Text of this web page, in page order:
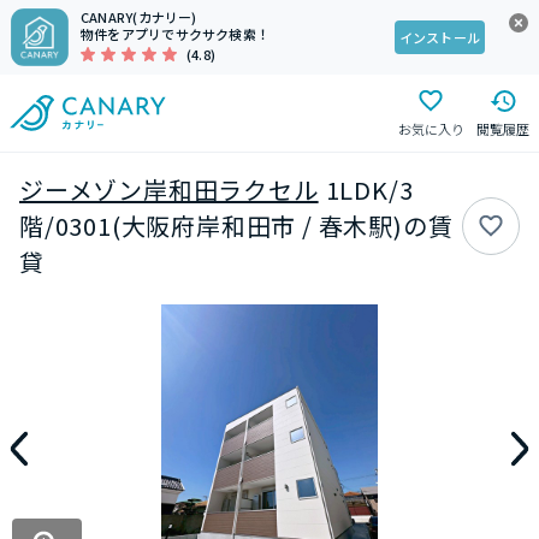
CANARY(カナリー)
物件をアプリでサクサク検索！
(4.8)
インストール
お気に入り 閲覧履歴
ジーメゾン岸和田ラクセル 1LDK/3
階/0301(大阪府岸和田市 / 春木駅)の賃
貸